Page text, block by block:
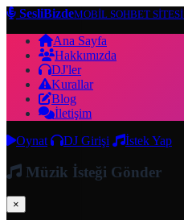
SesliBizdeMOBİL SOHBET SİTESİ
Ana Sayfa
Hakkımızda
DJ'ler
Kurallar
Blog
İletişim
Oynat
DJ Girişi İstek Yap
Müzik İsteği Gönder
×